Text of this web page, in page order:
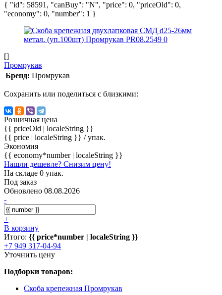
{ "id": 58591, "canBuy": "N", "price": 0, "priceOld": 0,
"economy": 0, "number": 1 }
[]
Промрукав
Бренд: Промрукав
Сохранить или поделиться с близкими:
Розничная цена
{{ priceOld | localeString }}
{{ price | localeString }} / упак.
Экономия
{{ economy*number | localeString }}
Нашли дешевле? Снизим цену!
На складе 0 упак.
Под заказ
Обновлено 08.08.2026
-
+
В корзину
Итого: {{ price*number | localeString }}
+7 949 317-04-94
Уточнить цену
Подборки товаров:
Скоба крепежная Промрукав